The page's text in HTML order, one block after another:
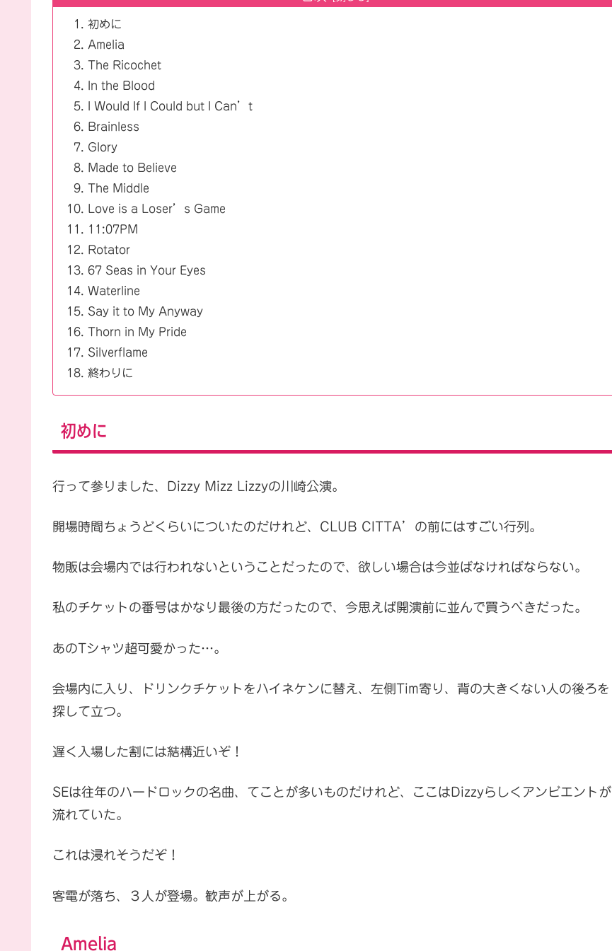
初めに
Amelia
The Ricochet
In the Blood
I Would If I Could but I Can’t
Brainless
Glory
Made to Believe
The Middle
Love is a Loser’s Game
11:07PM
Rotator
67 Seas in Your Eyes
Waterline
Say it to My Anyway
Thorn in My Pride
Silverflame
終わりに
初めに
行って参りました、Dizzy Mizz Lizzyの川崎公演。
開場時間ちょうどくらいについたのだけれど、CLUB CITTA’の前にはすごい行列。
物販は会場内では行われないということだったので、欲しい場合は今並ばなければならない。
私のチケットの番号はかなり最後の方だったので、今思えば開演前に並んで買うべきだった。
あのTシャツ超可愛かった…。
会場内に入り、ドリンクチケットをハイネケンに替え、左側Tim寄り、背の大きくない人の後ろを
探して立つ。
遅く入場した割には結構近いぞ！
SEは往年のハードロックの名曲、てことが多いものだけれど、ここはDizzyらしくアンビエントが
流れていた。
これは浸れそうだぞ！
客電が落ち、３人が登場。歓声が上がる。
Amelia